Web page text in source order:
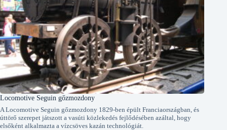
Locomotive Seguin gőzmozdony
A Locomotive Seguin gőzmozdony 1829-ben épült Franciaországban, és
úttörő szerepet játszott a vasúti közlekedés fejlődésében azáltal, hogy
elsőként alkalmazta a vízcsöves kazán technológiát.